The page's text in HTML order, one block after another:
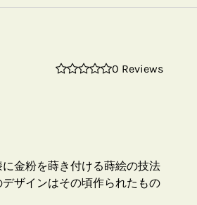
0 Reviews
金粉を蒔き付ける蒔絵の技法
ザインはその頃作られたもの